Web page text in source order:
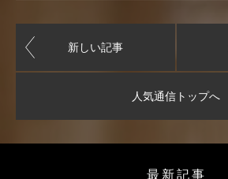
新しい記事
人気通信トップへ
最新記事